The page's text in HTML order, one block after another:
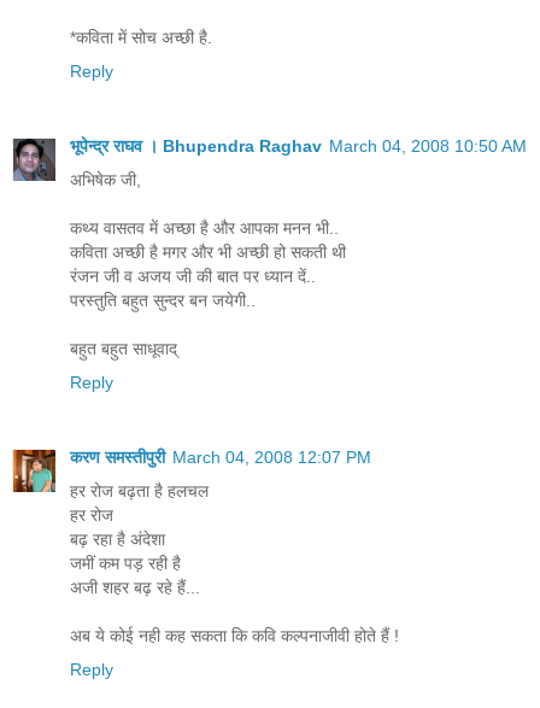
*कविता में सोच अच्छी है.
Reply
भूपेन्द्र राघव । Bhupendra Raghav March 04, 2008 10:50 AM
अभिषेक जी,
कथ्य वासतव में अच्छा है और आपका मनन भी..
कविता अच्छी है मगर और भी अच्छी हो सकती थी
रंजन जी व अजय जी की बात पर ध्यान दें..
परस्तुति बहुत सुन्दर बन जयेगी..
बहुत बहुत साधूवाद्
Reply
करण समस्तीपुरी March 04, 2008 12:07 PM
हर रोज बढ़ता है हलचल
हर रोज
बढ़ रहा है अंदेशा
जमीं कम पड़ रही है
अजी शहर बढ़ रहे हैं...
अब ये कोई नही कह सकता कि कवि कल्पनाजीवी होते हैं !
Reply